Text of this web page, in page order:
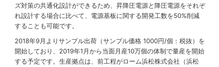
ズ対策の共通化設計ができるため、昇降圧電源と降圧電源をそれぞ
れ設計する場合に比べて、電源基板に関する開発工数を50%削減
することも可能です。
2018年9月よりサンプル出荷（サンプル価格 1000円/個：税抜）を
開始しており、2019年1月から当面月産10万個の体制で量産を開始
する予定です。生産拠点は、前工程がローム浜松株式会社（浜松